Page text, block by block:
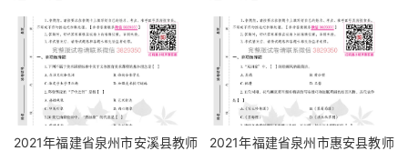
2021年福建省泉州市安溪县教师
2021年福建省泉州市惠安县教师